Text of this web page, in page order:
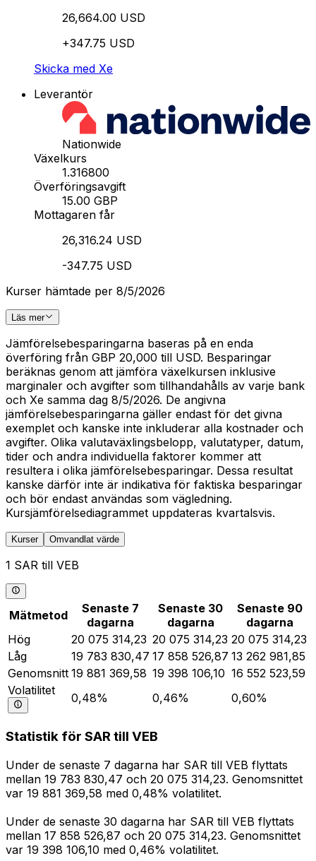
26,664.00 USD
+347.75 USD
Skicka med Xe
Leverantör
Nationwide
Växelkurs
1.316800
Överföringsavgift
15.00 GBP
Mottagaren får
26,316.24 USD
-347.75 USD
Kurser hämtade per 8/5/2026
Läs mer
Jämförelsebesparingarna baseras på en enda
överföring från GBP 20,000 till USD. Besparingar
beräknas genom att jämföra växelkursen inklusive
marginaler och avgifter som tillhandahålls av varje bank
och Xe samma dag 8/5/2026. De angivna
jämförelsebesparingarna gäller endast för det givna
exemplet och kanske inte inkluderar alla kostnader och
avgifter. Olika valutaväxlingsbelopp, valutatyper, datum,
tider och andra individuella faktorer kommer att
resultera i olika jämförelsebesparingar. Dessa resultat
kanske därför inte är indikativa för faktiska besparingar
och bör endast användas som vägledning.
Kursjämförelsediagrammet uppdateras kvartalsvis.
Kurser Omvandlat värde
1 SAR till VEB
Mätmetod
Senaste 7
dagarna
Senaste 30
dagarna
Senaste 90
dagarna
Hög
20 075 314,23 20 075 314,23 20 075 314,23
Låg
19 783 830,47 17 858 526,87 13 262 981,85
Genomsnitt 19 881 369,58 19 398 106,10 16 552 523,59
Volatilitet
0,48% 0,46% 0,60%
Statistik för SAR till VEB
Under de senaste 7 dagarna har SAR till VEB flyttats
mellan 19 783 830,47 och 20 075 314,23. Genomsnittet
var 19 881 369,58 med 0,48% volatilitet.
Under de senaste 30 dagarna har SAR till VEB flyttats
mellan 17 858 526,87 och 20 075 314,23. Genomsnittet
var 19 398 106,10 med 0,46% volatilitet.